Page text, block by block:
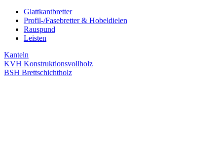
Glattkantbretter
Profil-/Fasebretter & Hobeldielen
Rauspund
Leisten
Kanteln
KVH Konstruktionsvollholz
BSH Brettschichtholz